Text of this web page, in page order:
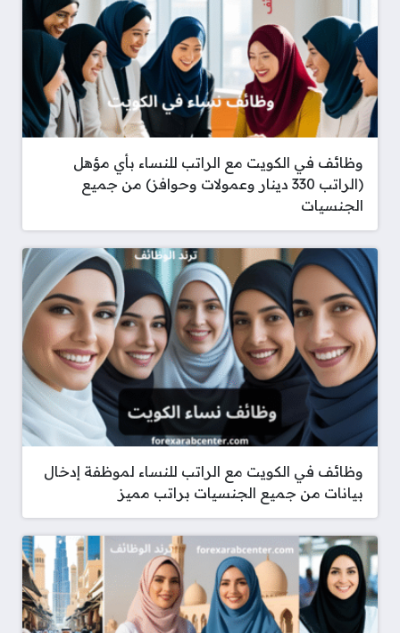
وظائف في الكويت مع الراتب للنساء بأي مؤهل
(الراتب 330 دينار وعمولات وحوافز) من جميع
الجنسيات
وظائف في الكويت مع الراتب للنساء لموظفة إدخال
بيانات من جميع الجنسيات براتب مميز